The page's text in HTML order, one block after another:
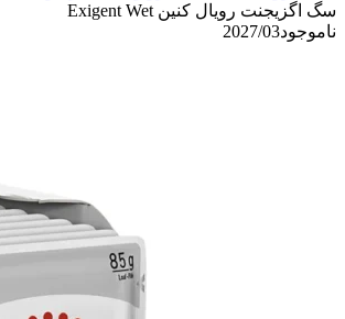
سگ اگزیجنت رویال کنین Exigent Wet
ناموجود2027/03